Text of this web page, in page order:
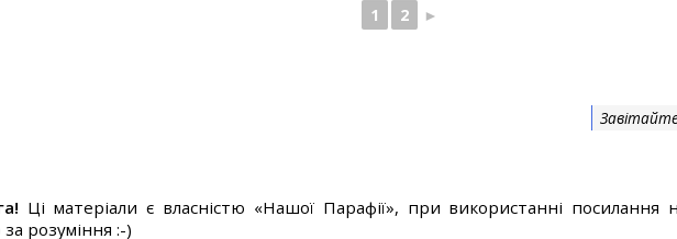
1 2 ►
Ці матеріали є власністю «Нашої Парафії», при використанні посилання
розуміння :-)